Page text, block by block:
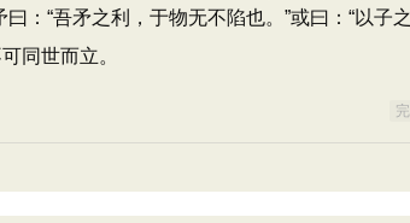
“吾矛之利，于物无不陷也。”或曰：“以子之
同世而立。